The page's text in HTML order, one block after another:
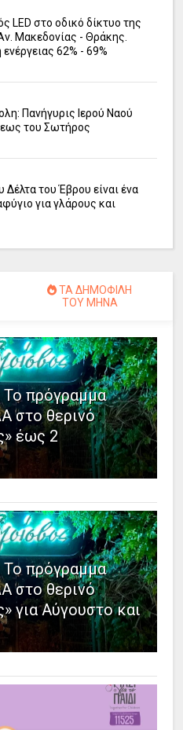
LED στο οδικό δίκτυο της
Μακεδονίας - Θράκης.
62% - 69%
Πανήγυρις Ιερού Ναού
του Σωτήρος
Δέλτα του Έβρου είναι ένα
για γλάρους και
ΤΑ ΔΗΜΟΦΙΛΗ
ΤΟΥ ΜΗΝΑ
πρόγραμμα
στο θερινό
έως 2
πρόγραμμα
στο θερινό
για Αύγουστο και